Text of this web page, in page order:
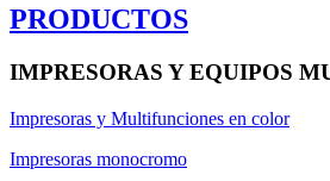
PRODUCTOS
IMPRESORAS Y EQUIPOS
Impresoras y Multifunciones en color
Impresoras monocromo